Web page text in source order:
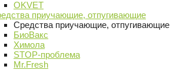
OKVET
приучающие, отпугивающие
Средства приучающие, отпугивающие
БиоВакс
Химола
STOP-проблема
Mr.Fresh